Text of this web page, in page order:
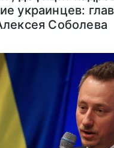
украинцев:
Соболева